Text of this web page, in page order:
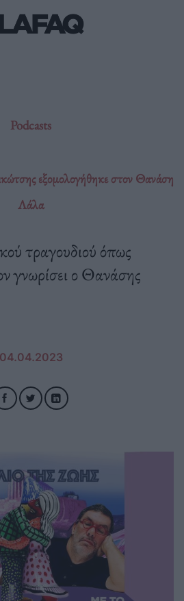
Podcasts
εξομολογήθηκε στον Θανάση
Λάλα
τραγουδιού όπως
γνωρίσει ο Θανάσης
04.04.2023